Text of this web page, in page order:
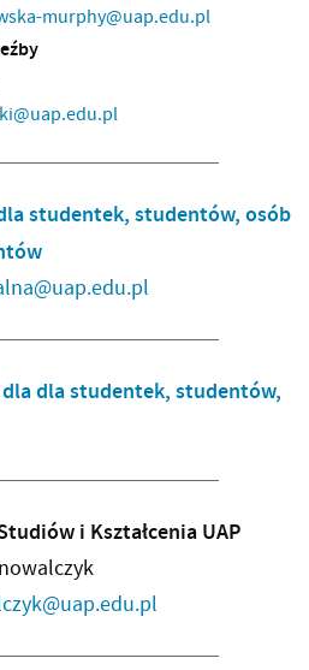
murphy@uap.edu.pl
studentek, studentów, osób
dla studentek, studentów,
i Kształcenia UAP